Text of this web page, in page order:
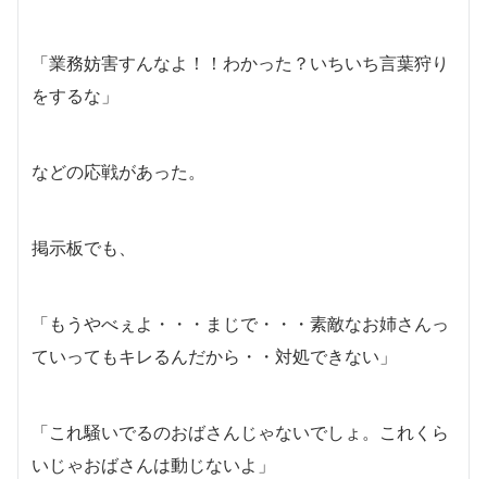
「業務妨害すんなよ！！わかった？いちいち言葉狩り
をするな」
などの応戦があった。
掲示板でも、
「もうやべぇよ・・・まじで・・・素敵なお姉さんっ
ていってもキレるんだから・・対処できない」
「これ騒いでるのおばさんじゃないでしょ。これくら
いじゃおばさんは動じないよ」